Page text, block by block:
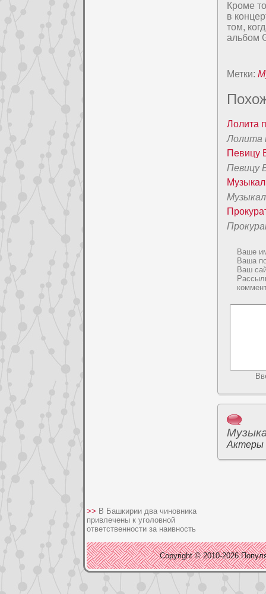
Кpoме
в
том,
альбом
Метки:
Лолита
Лолита
Певицу
Певицу
Ваше
Ваша
Ваш
Актеры
>> В Башкирии два чиновника
привлечены к уголовной
ответственности за наивность
Copyright © 2010-2026